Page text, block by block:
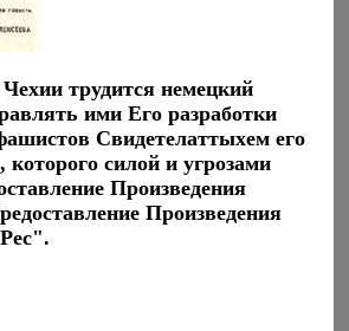
трудится немецкий
ими Его разработки
Свидетелаттыхем его
силой и угрозами
Произведения
Произведения